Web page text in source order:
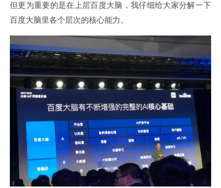
但更为重要的是在上层百度大脑，我仔细给大家分解一下
百度大脑里各个层次的核心能力。